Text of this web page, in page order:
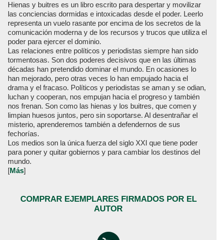
Hienas y buitres es un libro escrito para despertar y movilizar
las conciencias dormidas e intoxicadas desde el poder. Leerlo
representa un vuelo rasante por encima de los secretos de la
comunicación moderna y de los recursos y trucos que utiliza el
poder para ejercer el dominio.
Las relaciones entre políticos y periodistas siempre han sido
tormentosas. Son dos poderes decisivos que en las últimas
décadas han pretendido dominar el mundo. En ocasiones lo
han mejorado, pero otras veces lo han empujado hacia el
drama y el fracaso. Políticos y periodistas se aman y se odian,
luchan y cooperan, nos empujan hacia el progreso y también
nos frenan. Son como las hienas y los buitres, que comen y
limpian huesos juntos, pero sin soportarse. Al desentrañar el
misterio, aprenderemos también a defendernos de sus
fechorías.
Los medios son la única fuerza del siglo XXI que tiene poder
para poner y quitar gobiernos y para cambiar los destinos del
mundo.
[Más]
COMPRAR EJEMPLARES FIRMADOS POR EL
AUTOR